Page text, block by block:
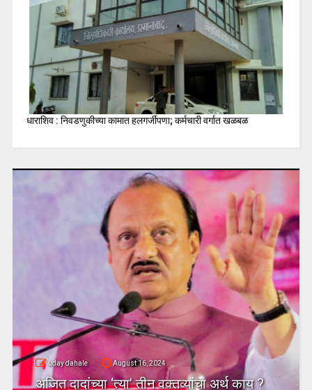
धाराशिव : निवडणुकीच्या कामात हलगर्जीपणा; कर्मचारी वर्गात खळबळ
uday dahale August 16, 2024
अजित दादांच्या ‘त्या’ तीन वक्तव्यांचा अर्थ काय ?